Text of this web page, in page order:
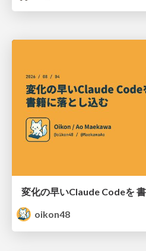
変化の早いClaude Codeを
oikon48